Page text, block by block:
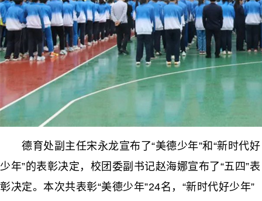
德育处副主任宋永龙宣布了“美德少年”和“新时代好
少年”的表彰决定，校团委副书记赵海娜宣布了“五四”表
彰决定。本次共表彰“美德少年”24名，“新时代好少年”